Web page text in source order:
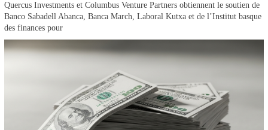
Quercus Investments et Columbus Venture Partners obtiennent le soutien de
Banco Sabadell Abanca, Banca March, Laboral Kutxa et de l’Institut basque
des finances pour